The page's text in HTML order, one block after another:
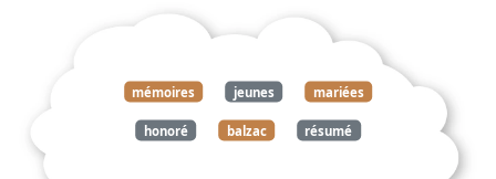
mémoires jeunes mariées
honoré balzac résumé